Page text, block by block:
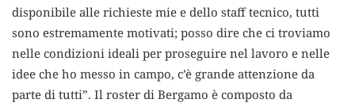
disponibile alle richieste mie e dello staff tecnico, tutti
sono estremamente motivati; posso dire che ci troviamo
nelle condizioni ideali per proseguire nel lavoro e nelle
idee che ho messo in campo, c’è grande attenzione da
parte di tutti”. Il roster di Bergamo è composto da